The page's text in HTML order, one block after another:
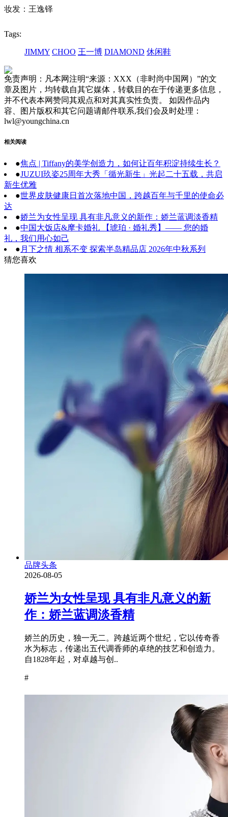
妆发：王逸铎
Tags:
JIMMY CHOO 王一博 DIAMOND 休闲鞋
免责声明：凡本网注明“来源：XXX（非时尚中国网）”的文
章及图片，均转载自其它媒体，转载目的在于传递更多信息，
并不代表本网赞同其观点和对其真实性负责。 如因作品内
容、图片版权和其它问题请邮件联系,我们会及时处理：
lwl@youngchina.cn
相关阅读
●焦点 | Tiffany的美学创造力，如何让百年积淀持续生长？
●JUZUI玖姿25周年大秀「循光新生」光起二十五载，共启
新生优雅
●世界皮肤健康日首次落地中国，跨越百年与千里的使命必
达
●娇兰为女性呈现 具有非凡意义的新作：娇兰蓝调淡香精
●中国大饭店&摩卡婚礼 【琥珀 · 婚礼秀】—— 您的婚
礼，我们用心如己
● 月下之情 相系不变 探索半岛精品店 2026年中秋系列
猜您喜欢
品牌头条
2026-08-05
娇兰为女性呈现 具有非凡意义的新
作：娇兰蓝调淡香精
娇兰的历史，独一无二。跨越近两个世纪，它以传奇香
水为标志，传递出五代调香师的卓绝的技艺和创造力。
自1828年起，对卓越与创..
#